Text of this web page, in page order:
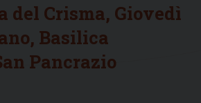
del Crisma, Giovedì
Basilica
Pancrazio